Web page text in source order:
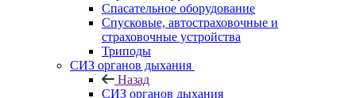
Спасательное оборудование
Спусковые, автостраховочные и
страховочные устройства
Триподы
СИЗ органов дыхания
Назад
СИЗ органов дыхания